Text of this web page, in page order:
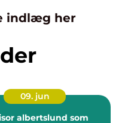
indlæg her
09. jun
albertslund som